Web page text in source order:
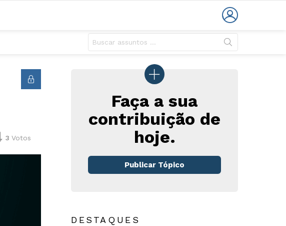
3 Votos
Faça a sua
contribuição de
hoje.
Publicar Tópico
DESTAQUES